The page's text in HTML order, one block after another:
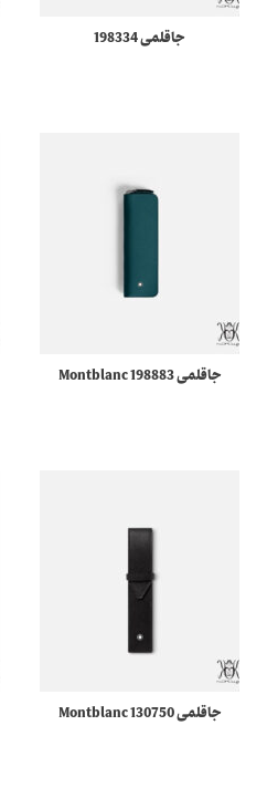
جاقلمی 198334
جاقلمی 198883 Montblanc
جاقلمی 130750 Montblanc